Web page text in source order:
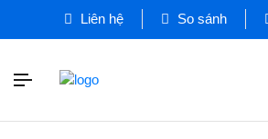
Liên hệ So sánh